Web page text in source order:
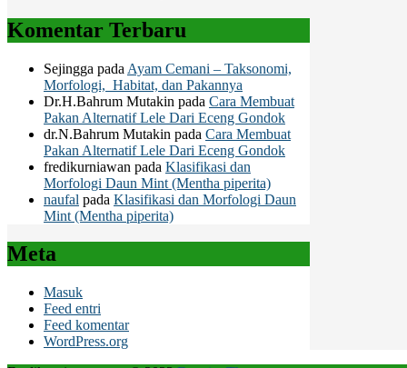
Komentar Terbaru
Sejingga pada Ayam Cemani – Taksonomi,
Morfologi, Habitat, dan Pakannya
Dr.H.Bahrum Mutakin pada Cara Membuat
Pakan Alternatif Lele Dari Eceng Gondok
dr.N.Bahrum Mutakin pada Cara Membuat
Pakan Alternatif Lele Dari Eceng Gondok
fredikurniawan pada Klasifikasi dan
Morfologi Daun Mint (Mentha piperita)
naufal pada Klasifikasi dan Morfologi Daun
Mint (Mentha piperita)
Meta
Masuk
Feed entri
Feed komentar
WordPress.org